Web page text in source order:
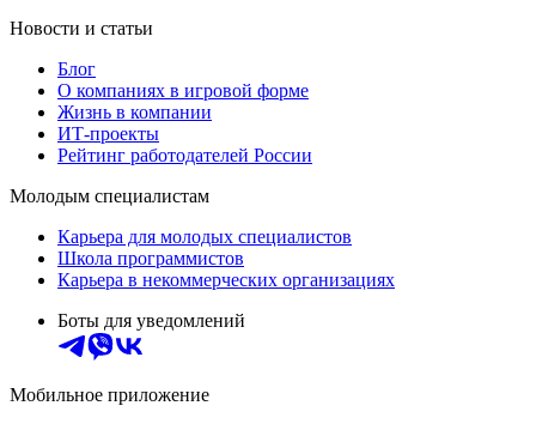
Новости и статьи
Блог
О компаниях в игровой форме
Жизнь в компании
ИТ-проекты
Рейтинг работодателей России
Молодым специалистам
Карьера для молодых специалистов
Школа программистов
Карьера в некоммерческих организациях
Боты для уведомлений
Мобильное приложение